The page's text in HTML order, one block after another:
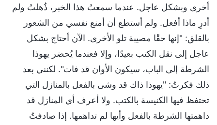
أخرى وبشكل عاجل. عندما سمعتُ هذا الخبر، ذُهلتُ ولم
أدرِ ماذا أفعل. ولم أستطع أن أمنع نفسي من الشعور
بالقلق: "إنها حقًا مصيبة تلو الأخرى. الآن أحتاج بشكل
عاجل إلى نقل الكتب بعيدًا، وإلا فعندما يُحضر يهوذا
الشرطة إلى الباب، سيكون الأوان قد فات". لكنني بعد
ذلك فكرتُ: "يهوذا ذاك قد وشى بالفعل بالمنازل التي
تحتفظ فيها الكنيسة بالكتب. ولا أعرف أي المنازل قد
داهمتها الشرطة بالفعل وأيها لم تداهمها. إذا صادفتُ